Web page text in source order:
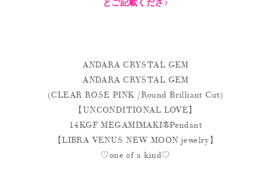
とご記載くださ♪
ANDARA CRYSTAL GEM
ANDARA CRYSTAL GEM
(CLEAR ROSE PINK /Round Brilliant Cut)
【UNCONDITIONAL LOVE】
14KGF MEGAMIMAKI®︎Pendant
【LIBRA VENUS NEW MOON jewelry】
♡one of a kind♡